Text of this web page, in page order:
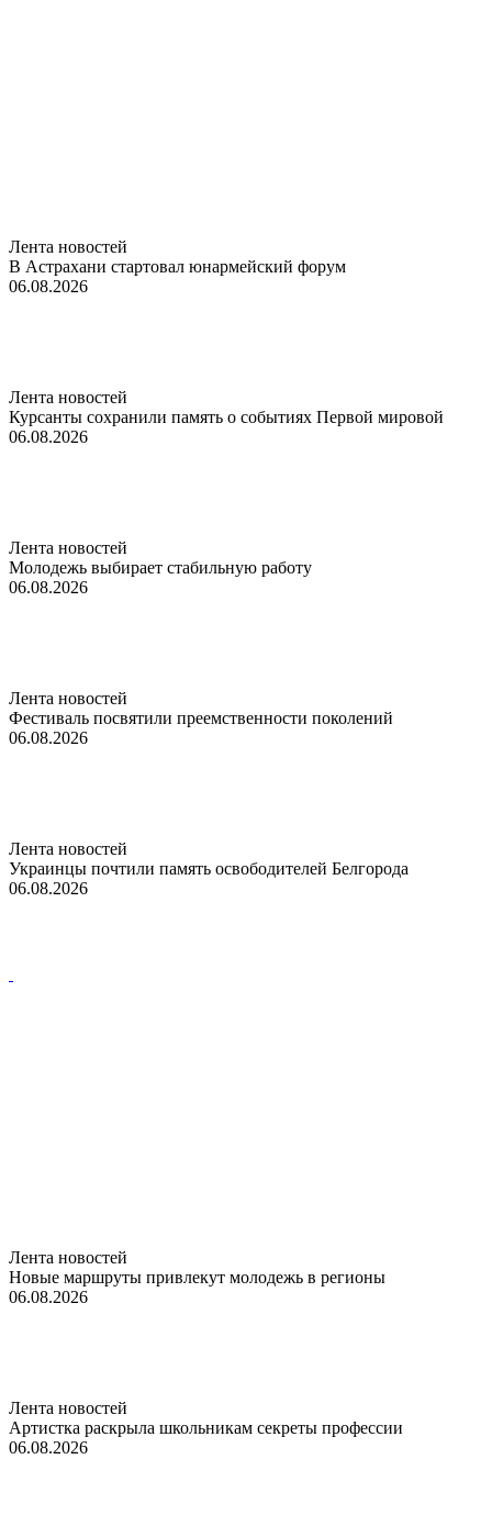
Лента новостей
В Астрахани стартовал юнармейский форум
06.08.2026
Лента новостей
Курсанты сохранили память о событиях Первой мировой
06.08.2026
Лента новостей
Молодежь выбирает стабильную работу
06.08.2026
Лента новостей
Фестиваль посвятили преемственности поколений
06.08.2026
Лента новостей
Украинцы почтили память освободителей Белгорода
06.08.2026
Лента новостей
Новые маршруты привлекут молодежь в регионы
06.08.2026
Лента новостей
Артистка раскрыла школьникам секреты профессии
06.08.2026